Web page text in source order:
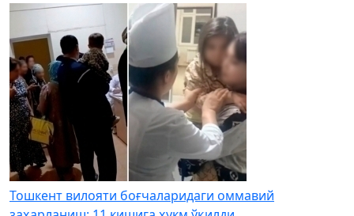
Тошкент вилояти боғчаларидаги оммавий